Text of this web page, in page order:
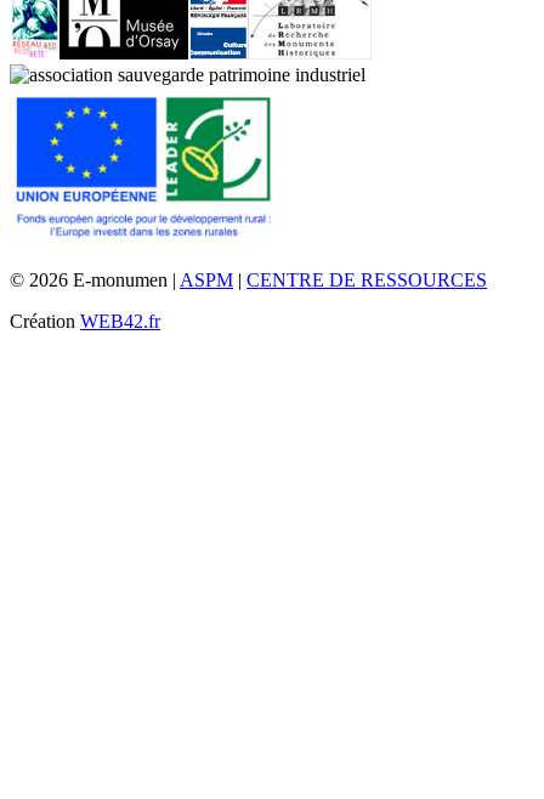
© 2026 E-monumen | ASPM | CENTRE DE RESSOURCES
Création WEB42.fr